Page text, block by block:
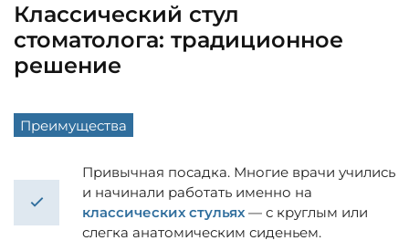
Классический стул
стоматолога: традиционное
решение
Преимущества
Привычная посадка. Многие врачи учились
и начинали работать именно на
классических стульях — с круглым или
слегка анатомическим сиденьем.